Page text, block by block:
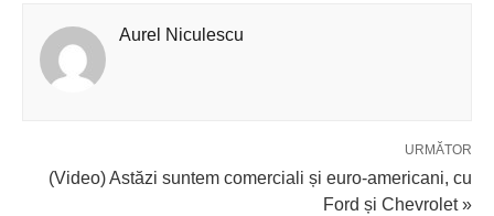
Aurel Niculescu
URMĂTOR
(Video) Astăzi suntem comerciali și euro-americani, cu
Ford și Chevrolet »